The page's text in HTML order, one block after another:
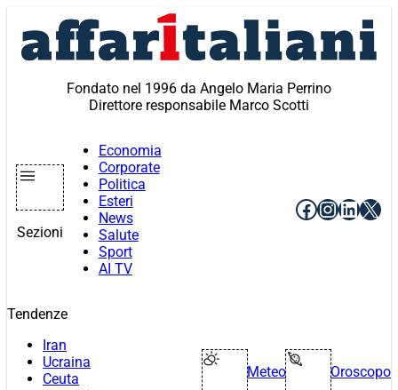
contenuto
Fondato nel 1996 da Angelo Maria Perrino
Direttore responsabile Marco Scotti
Sezioni
Economia
Corporate
Politica
Esteri
News
Salute
Sport
AI TV
Facebook
X
Tendenze
Iran
Ucraina
Ceuta
Meteo Oroscopo